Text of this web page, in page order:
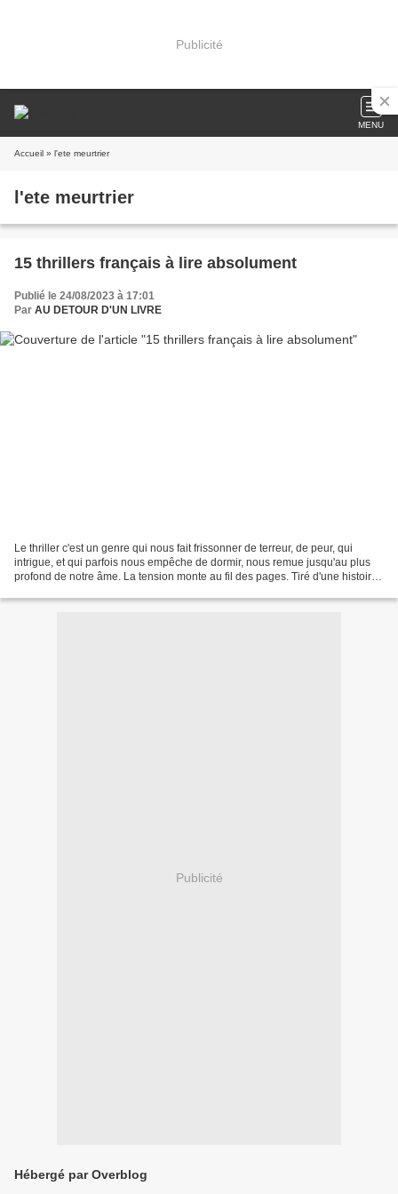
Publicité
MENU
Accueil » l'ete meurtrier
l'ete meurtrier
15 thrillers français à lire absolument
Publié le 24/08/2023 à 17:01
Par AU DETOUR D'UN LIVRE
Le thriller c'est un genre qui nous fait frissonner de terreur, de peur, qui
intrigue, et qui parfois nous empêche de dormir, nous remue jusqu'au plus
profond de notre âme. La tension monte au fil des pages. Tiré d'une histoire
Publicité
Hébergé par Overblog